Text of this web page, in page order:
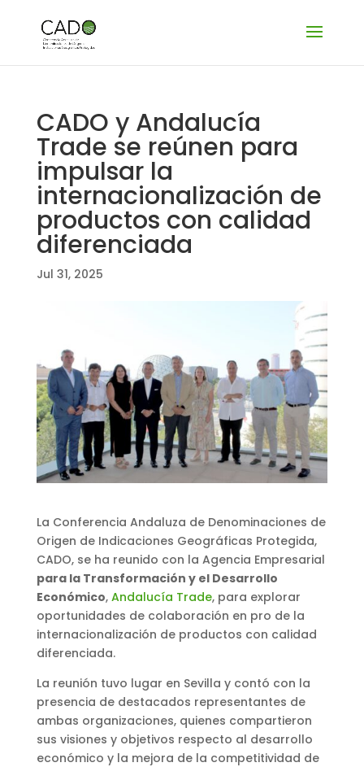
CADO y Andalucía
Trade se reúnen para
impulsar la
internacionalización de
productos con calidad
diferenciada
Jul 31, 2025
La Conferencia Andaluza de Denominaciones de
Origen de Indicaciones Geográficas Protegida,
CADO, se ha reunido con la Agencia Empresarial
para la Transformación y el Desarrollo
Económico, Andalucía Trade, para explorar
oportunidades de colaboración en pro de la
internacionalización de productos con calidad
diferenciada.
La reunión tuvo lugar en Sevilla y contó con la
presencia de destacados representantes de
ambas organizaciones, quienes compartieron
sus visiones y objetivos respecto al desarrollo
económico y la mejora de la competitividad de